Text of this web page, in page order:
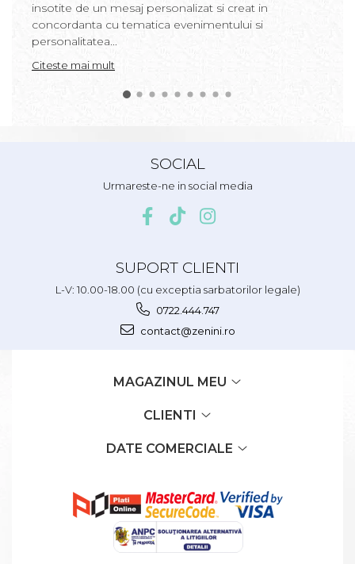
insotite de un mesaj personalizat si creat in
concordanta cu tematica evenimentului si
personalitatea...
Citeste mai mult
SOCIAL
Urmareste-ne in social media
SUPORT CLIENTI
L-V: 10.00-18.00 (cu exceptia sarbatorilor legale)
0722.444.747
contact@zenini.ro
MAGAZINUL MEU
CLIENTI
DATE COMERCIALE